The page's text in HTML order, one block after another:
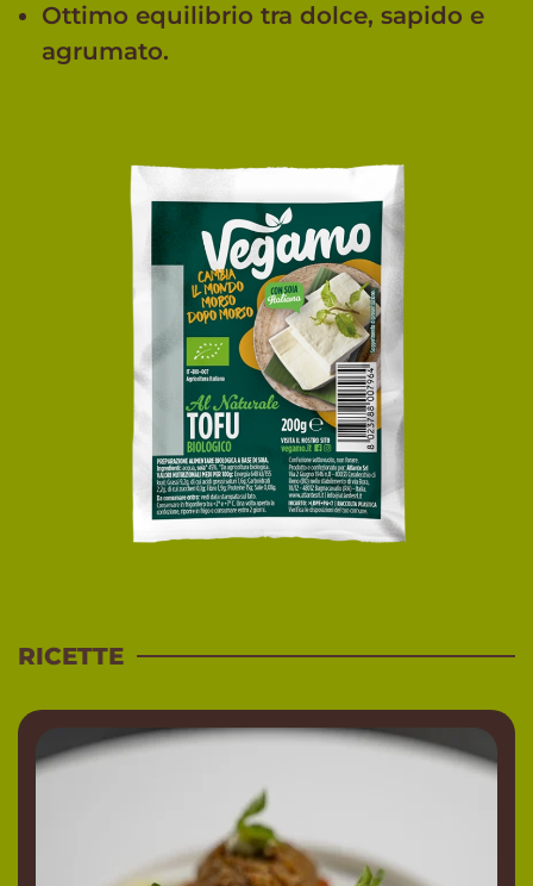
Ottimo equilibrio tra dolce, sapido e
agrumato.
RICETTE